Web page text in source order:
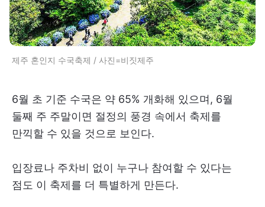
제주 혼인지 수국축제 / 사진=비짓제주
6월 초 기준 수국은 약 65% 개화해 있으며, 6월
둘째 주 주말이면 절정의 풍경 속에서 축제를
만끽할 수 있을 것으로 보인다.
입장료나 주차비 없이 누구나 참여할 수 있다는
점도 이 축제를 더 특별하게 만든다.